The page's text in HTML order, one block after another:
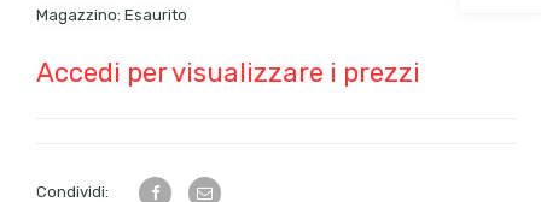
Magazzino: Esaurito
Accedi per visualizzare i prezzi
Condividi: